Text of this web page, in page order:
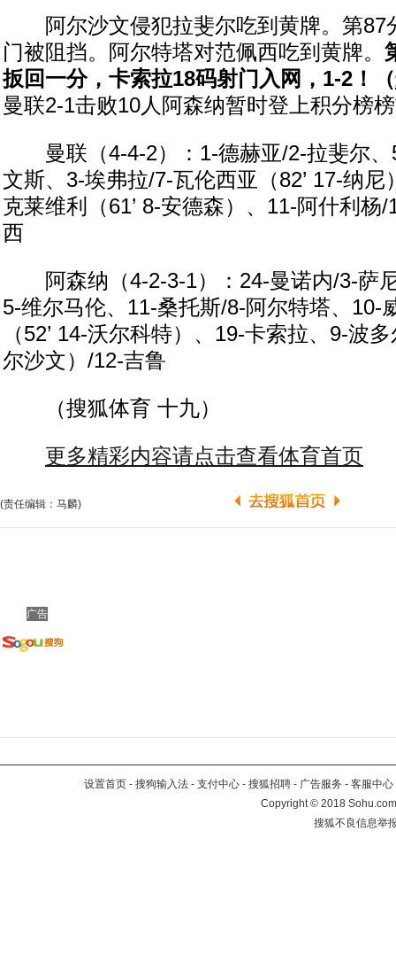
阿尔沙文侵犯拉斐尔吃到黄牌。第87
门被阻挡。阿尔特塔对范佩西吃到黄牌。
扳回一分，卡索拉18码射门入网，1-2！（
曼联2-1击败10人阿森纳暂时登上积分榜
曼联（4-4-2）：1-德赫亚/2-拉斐尔、
文斯、3-埃弗拉/7-瓦伦西亚（82’ 17-纳尼
克莱维利（61’ 8-安德森）、11-阿什利杨
西
阿森纳（4-2-3-1）：24-曼诺内/3-萨
5-维尔马伦、11-桑托斯/8-阿尔特塔、10-
（52’ 14-沃尔科特）、19-卡索拉、9-波
尔沙文）/12-吉鲁
（搜狐体育 十九）
更多精彩内容请点击查看体育首页
(责任编辑：马麟)
广告
设置首页 - 搜狗输入法 - 支付中心 - 搜狐招聘 - 广告服务 - 客服中心
Copyright©2018
搜狐不良信息举